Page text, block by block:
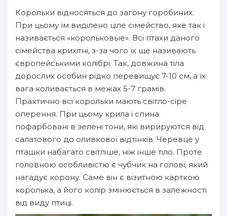
Корольки відносяться до загону горобиних.
При цьому їм виділено ціле сімейство, яке так і
називається «корольковые». Всі птахи даного
сімейства крихітні, з-за чого їх ще називають
європейськими колібрі. Так, довжина тіла
дорослих особин рідко перевищує 7-10 см, а їх
вага коливається в межах 5-7 грамів.
Практично всі корольки мають світло-сіре
оперення. При цьому крила і спина
пофарбовані в зелені тони, які вирируются від
салатового до оливкової відтінків. Черевце у
пташки набагато світліше, ніж інше тіло. Проте
головною особливістю є чубчик на голові, який
нагадує корону. Саме він є візитною карткою
королька, а його колір змінюється в залежності
від виду птиці.